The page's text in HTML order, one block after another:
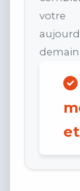
votre
demain